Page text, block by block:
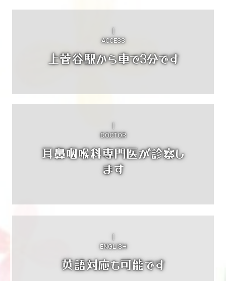
｜
ACCESS
上菅谷駅から車で3分です
｜
DOCTOR
耳鼻咽喉科専門医が診察し
ます
｜
ENGLISH
英語対応も可能です